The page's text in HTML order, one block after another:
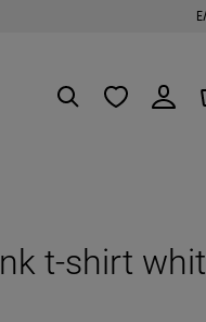
t-shirt